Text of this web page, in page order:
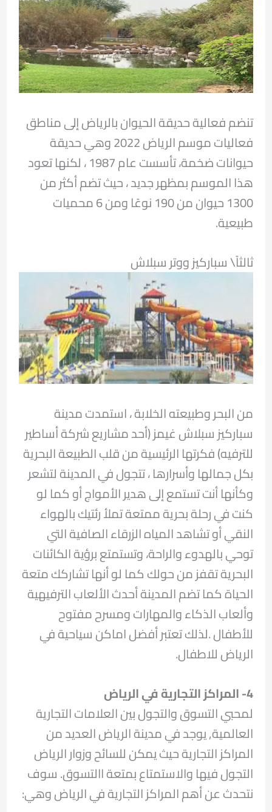
تنضم فعالية حديقة الحيوان بالرياض إلى مناطق
فعاليات موسم الرياض 2022 وهي حديقة
حيوانات ضخمة، تأسست عام 1987 ، لكنها تعود
هذا الموسم بمظهر جديد ، حيث تضم أكثر من
1300 حيوان من 190 نوعًا ومن 6 محميات
طبيعية.
ثالثاً\ سباركيز ووتر سبلاش
من البحر وطبيعته الخلابة ، استمدت مدينة
سباركيز سبلاش غيمز (أحد مشاريع شركة أساطير
للترفيه) فكرتها الرئيسية من قلب الطبيعة البحرية
بكل جمالها وأسرارها ، تتجول في المدينة لتشعر
وكأنها أنت تستمع إلى هدير الأمواج أو كما لو
كنت في رحلة بحرية ممتعة تملأ رئتيك بالهواء
النقي أو تشاهد المياه الزرقاء الصافية التي
توحي بالهدوء والراحة، وتستمتع برؤية الكائنات
البحرية تقفز من حولك كما لو أنها تشاركك متعة
الحياة كما تضم ​​المدينة أحدث الألعاب الترفيهية
وألعاب الذكاء والمهارات ومسرح مفتوح
للأطفال .لذلك تعتبر أفضل اماكن سياحية في
الرياض للاطفال.
4- المراكز التجارية في الرياض
لمحبي التسوق والتجول بين العلامات التجارية
العالمية, يوجد في مدينة الرياض العديد من
المراكز التجارية حيث يمكن للسائح وزوار الرياض
التجول فيها والاستمتاع بمتعة االتسوق. سوف
نتحدث عن أهم المراكز التجارية في الرياض وهي: